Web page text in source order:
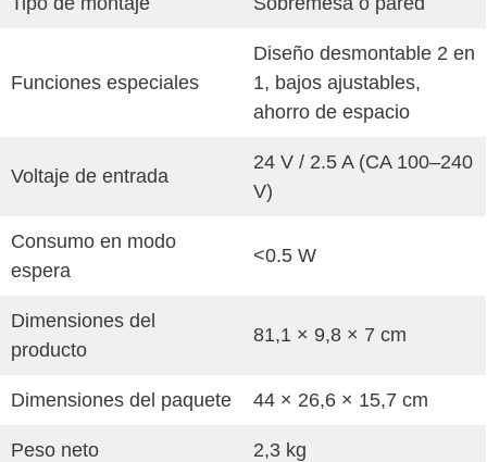
Funciones especiales
Diseño desmontable 2 en
1, bajos ajustables,
ahorro de espacio
Voltaje de entrada
24 V / 2.5 A (CA 100–240
V)
Consumo en modo
espera
<0.5 W
Dimensiones del
producto
81,1 × 9,8 × 7 cm
Dimensiones del paquete 44 × 26,6 × 15,7 cm
Peso neto 2,3 kg